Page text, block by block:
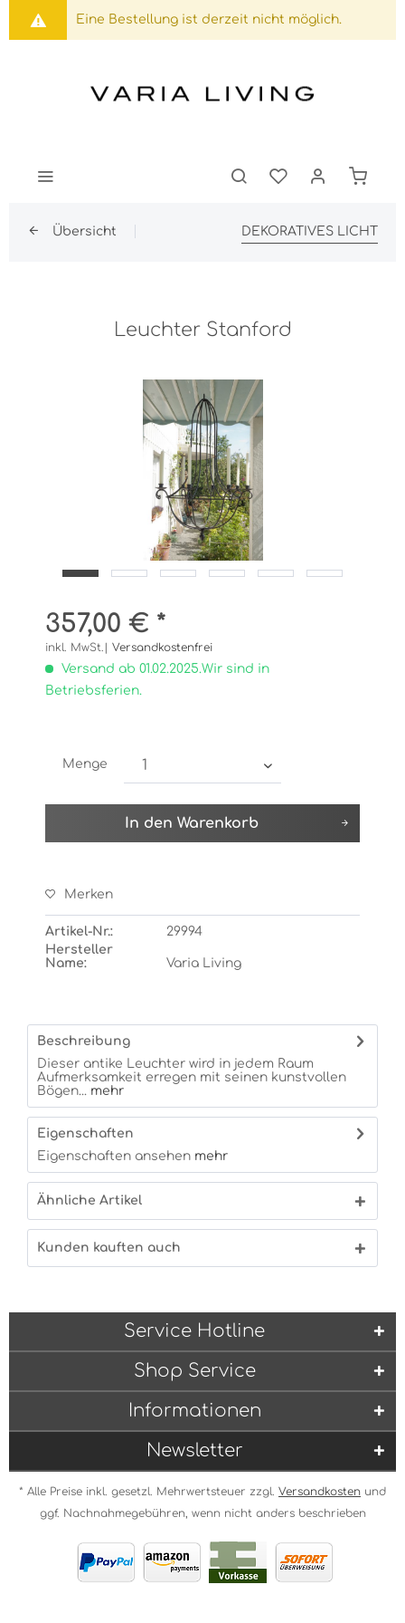
Eine Bestellung ist derzeit nicht möglich.
Übersicht DEKORATIVES LICHT
Leuchter Stanford
357,00 € *
inkl. MwSt.| Versandkostenfrei
Versand ab 01.02.2025.Wir sind in
Betriebsferien.
Menge
In den Warenkorb
Merken
Artikel-Nr.:
29994
Hersteller
Name:
Varia Living
Beschreibung
Dieser antike Leuchter wird in jedem Raum
Aufmerksamkeit erregen mit seinen kunstvollen
Bögen... mehr
Eigenschaften
Eigenschaften ansehen mehr
Ähnliche Artikel
Kunden kauften auch
Service Hotline
Shop Service
Informationen
Newsletter
* Alle Preise inkl. gesetzl. Mehrwertsteuer zzgl. Versandkosten und
ggf. Nachnahmegebühren, wenn nicht anders beschrieben